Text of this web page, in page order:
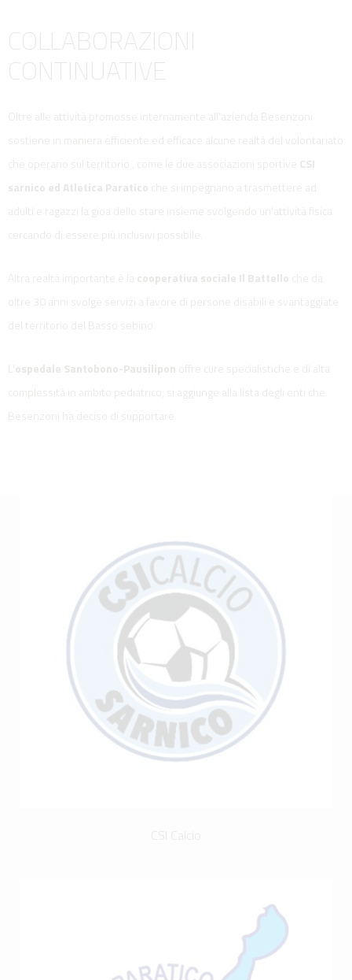
COLLABORAZIONI
CONTINUATIVE
Oltre alle attività promosse internamente all'azienda Besenzoni
sostiene in maniera efficiente ed efficace alcune realtà del volontariato
che operano sul territorio , come le due associazioni sportive CSI
sarnico ed Atletica Paratico che si impegnano a trasmettere ad
adulti e ragazzi la gioa dello stare insieme svolgendo un'attività fisica
Altra realtà importante è la cooperativa sociale Il Battello
oltre 30 anni svolge servizi a favore di persone disabili e svantaggiate
del territorio del Basso sebino.
ospedale Santobono-Pausilipon offre cure specialistiche e di alta
complessità in ambito pediatrico, si aggiunge alla lista degli enti che
Besenzoni ha deciso di supportare.